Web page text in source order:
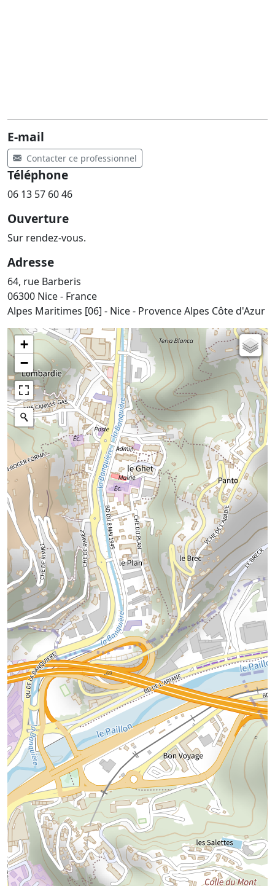
E-mail
Contacter ce professionnel
Téléphone
06 13 57 60 46
Ouverture
Sur rendez-vous.
Adresse
64, rue Barberis
06300 Nice - France
Alpes Maritimes [06] - Nice - Provence Alpes Côte d'Azur
+
−
Carte de l'état-major (1820-1866)
Parcellaire cadastral
Plan IGN
Photographies aériennes